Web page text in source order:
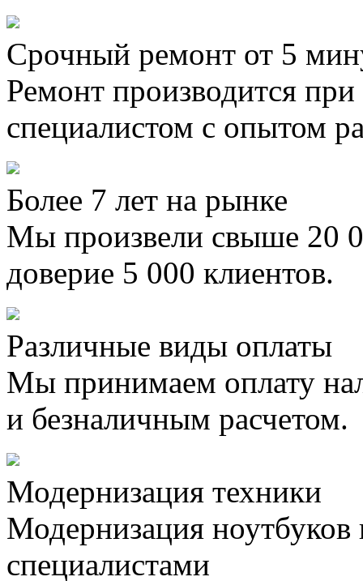
Срочный ремонт от 5
Ремонт производится
специалистом с опытом
Более 7 лет на рынке
Мы произвели свыше 20
доверие 5 000 клиентов.
Различные виды оплаты
Мы принимаем оплату
и безналичным расчетом.
Модернизация техники
Модернизация
специалистами